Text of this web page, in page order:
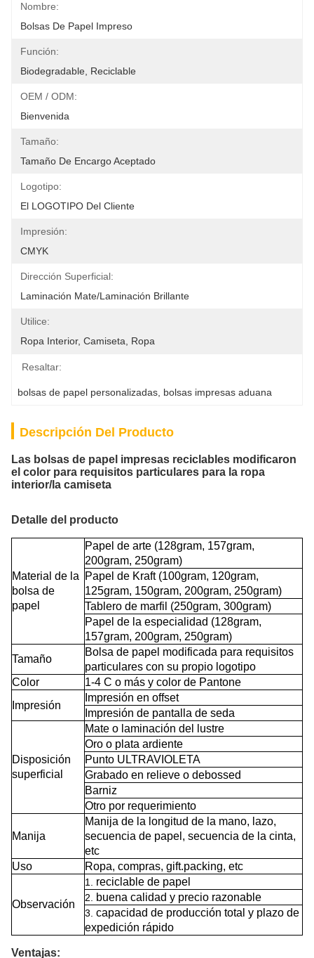
Nombre:
Bolsas De Papel Impreso
Función:
Biodegradable, Reciclable
OEM / ODM:
Bienvenida
Tamaño:
Tamaño De Encargo Aceptado
Logotipo:
El LOGOTIPO Del Cliente
Impresión:
CMYK
Dirección Superficial:
Laminación Mate/laminación Brillante
Utilice:
Ropa Interior, Camiseta, Ropa
Resaltar:
bolsas de papel personalizadas bolsas impresas aduana
Descripción Del Producto
Las bolsas de papel impresas reciclables modificaron
el color para requisitos particulares para la ropa
interior/la camiseta
Detalle del producto
Material de la
bolsa de
papel
Papel de arte (128gram, 157gram,
200gram, 250gram)
Papel de Kraft (100gram, 120gram,
125gram, 150gram, 200gram, 250gram)
Tablero de marfil (250gram, 300gram)
Papel de la especialidad (128gram,
157gram, 200gram, 250gram)
Tamaño
Bolsa de papel modificada para requisitos
particulares con su propio logotipo
Color
1-4 C o más y color de Pantone
Impresión
Impresión en offset
Impresión de pantalla de seda
Disposición
superficial
Mate o laminación del lustre
Oro o plata ardiente
Punto ULTRAVIOLETA
Grabado en relieve o debossed
Barniz
Otro por requerimiento
Manija
Manija de la longitud de la mano, lazo,
secuencia de papel, secuencia de la cinta,
etc
Uso
Ropa, compras, gift.packing, etc
Observación
1. reciclable de papel
2. buena calidad y precio razonable
3. capacidad de producción total y plazo de
expedición rápido
Ventajas: